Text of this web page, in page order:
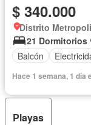
$ 340.000
Distrito
21 Dormitorios
Balcón
Hace 1 semana, 1 día
Playas